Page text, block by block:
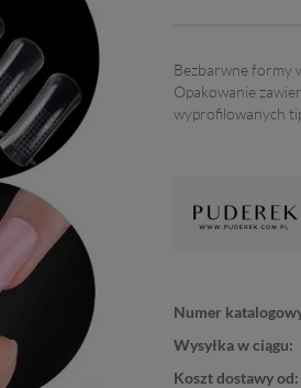
Bezbarwne formy
Opakowanie
wyprofilowanych
Numer
Wysyłka w ciągu:
Koszt dostawy od: